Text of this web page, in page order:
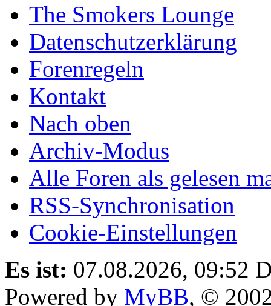
The Smokers Lounge
Datenschutzerklärung
Forenregeln
Kontakt
Nach oben
Archiv-Modus
Alle Foren als gelesen
RSS-Synchronisation
Cookie-Einstellungen
Es ist: 07.08.2026, 09:52
Powered by MyBB, ©